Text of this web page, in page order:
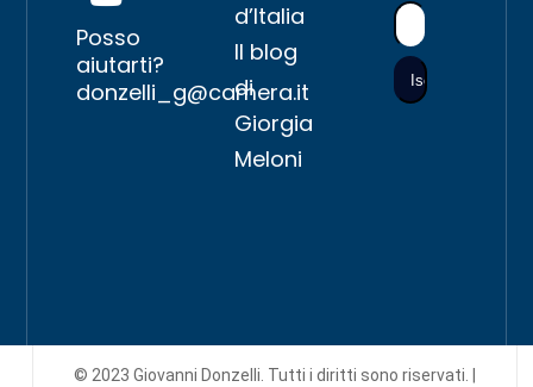
Posso
aiutarti?
donzelli_g@camera.it
d’Italia
Il blog
di
Giorgia
Meloni
© 2023 Giovanni Donzelli. Tutti i diritti sono riservati. |